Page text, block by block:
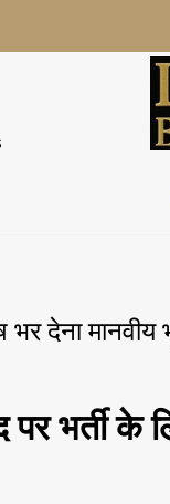
मानवीय
भर्ती के